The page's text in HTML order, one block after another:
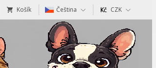
Košík Čeština CZK